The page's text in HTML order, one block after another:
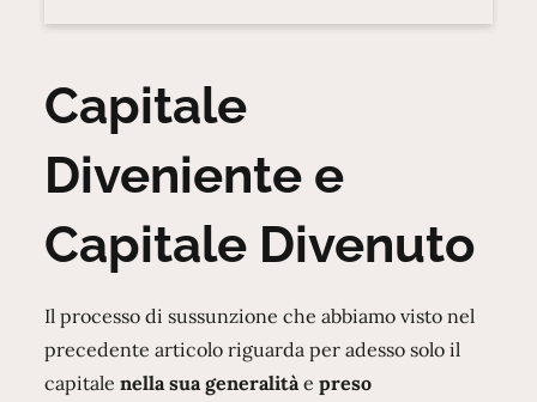
Capitale
Diveniente e
Capitale Divenuto
Il processo di sussunzione che abbiamo visto nel
precedente articolo riguarda per adesso solo il
capitalenella sua generalità epreso